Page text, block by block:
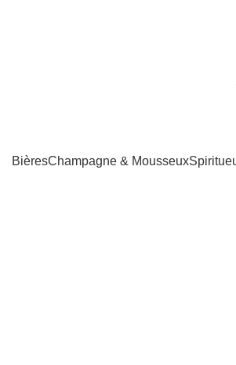
BièresChampagne & Mousseux